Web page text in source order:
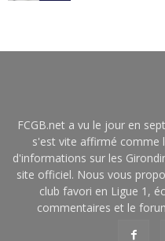
FCGB.net a vu le jour en
s'est vite affirmé comme
d'informations sur les
site officiel. Nous vous
club favori en Ligue 1,
commentaires et le